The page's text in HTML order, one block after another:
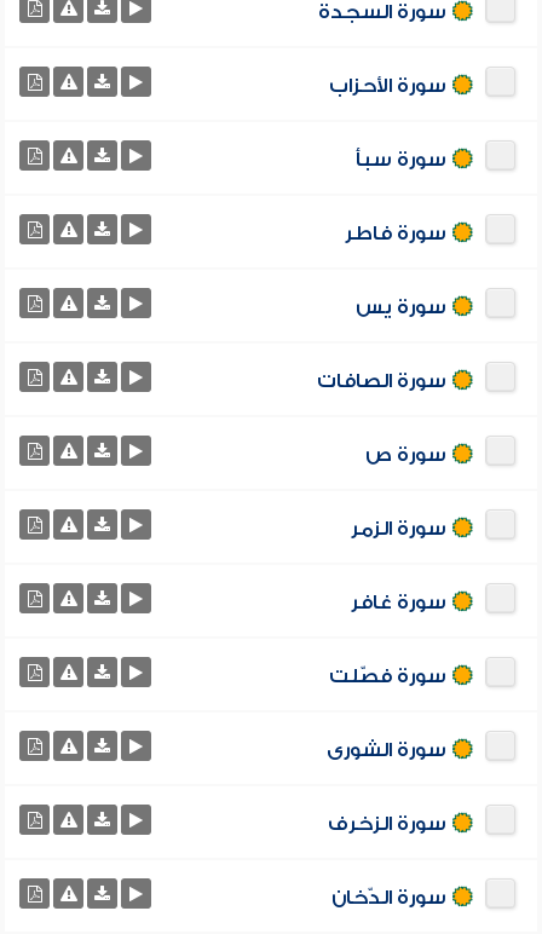
سورة السجدة
سورة الأحزاب
سورة سبأ
سورة فاطر
سورة يس
سورة الصافات
سورة ص
سورة الزمر
سورة غافر
سورة فصّلت
سورة الشورى
سورة الزخرف
سورة الدّخان